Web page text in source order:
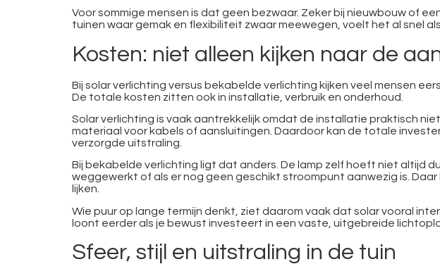
Voor sommige mensen is dat geen bezwaar. Zeker bij nieuwbouw of
tuinen waar gemak en flexibiliteit zwaar meewegen, voelt het al snel
Kosten: niet alleen kijken naar de
Bij solar verlichting versus bekabelde verlichting kijken veel mensen
De totale kosten zitten ook in installatie, verbruik en onderhoud.
Solar verlichting is vaak aantrekkelijk omdat de installatie praktisch
materiaal voor kabels of aansluitingen. Daardoor kan de totale
verzorgde uitstraling.
Bij bekabelde verlichting ligt dat anders. De lamp zelf hoeft niet altijd
weggewerkt of als er nog geen geschikt stroompunt aanwezig is.
lijken.
Wie puur op lange termijn denkt, ziet daarom vaak dat solar vooral
loont eerder als je bewust investeert in een vaste, uitgebreide
Sfeer, stijl en uitstraling in de tuin